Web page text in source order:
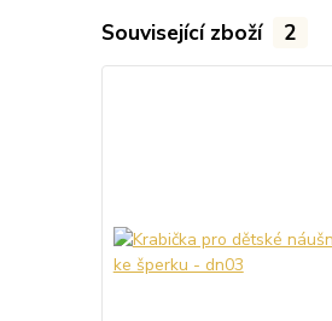
Související zboží 2